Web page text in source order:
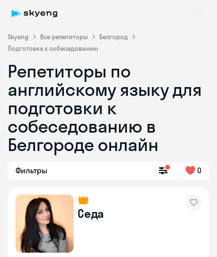
Skyeng Все репетиторы
Белгород
Подготовка к собеседованию
Репетиторы по
английскому языку для
подготовки к
собеседованию в
Белгороде онлайн
Фильтры 0
Седа
Skyeng Chat